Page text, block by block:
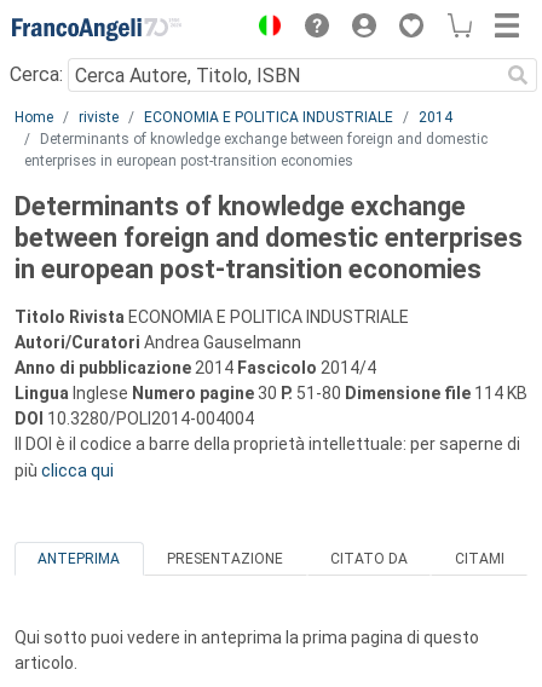
Menu
Cerca:
Main content
Home riviste ECONOMIA E POLITICA INDUSTRIALE
2014
Determinants of knowledge exchange between foreign and domestic
enterprises in european post-transition economies
Determinants of knowledge exchange
between foreign and domestic enterprises
in european post-transition economies
Titolo Rivista ECONOMIA E POLITICA INDUSTRIALE
Autori/Curatori Andrea Gauselmann
Anno di pubblicazione 2014 Fascicolo 2014/4
Lingua Inglese Numero pagine 30 P. 51-80 Dimensione file 114 KB
DOI 10.3280/POLI2014-004004
Il DOI è il codice a barre della proprietà intellettuale: per saperne di
più clicca qui
ANTEPRIMA PRESENTAZIONE CITATO DA CITAMI
Qui sotto puoi vedere in anteprima la prima pagina di questo
articolo.